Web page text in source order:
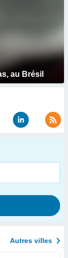
au Brésil
Autres villes